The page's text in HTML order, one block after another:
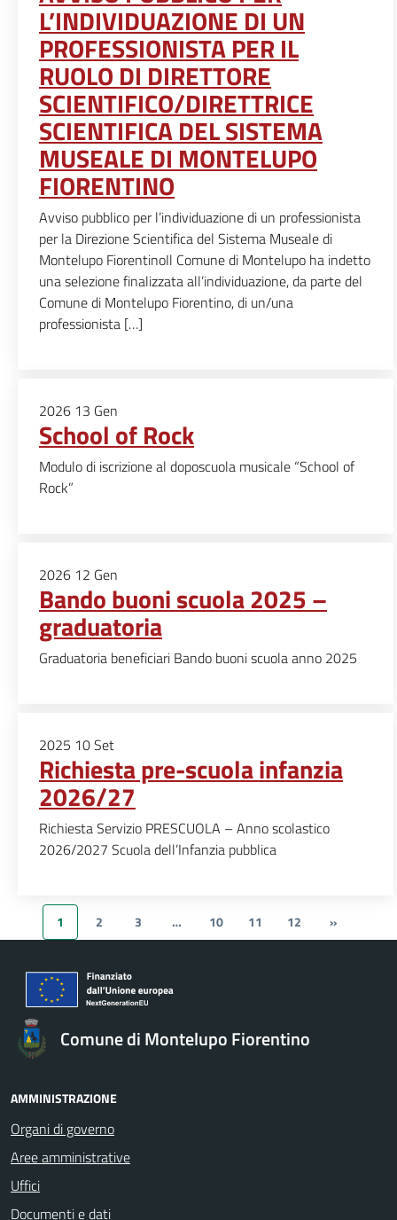
L’INDIVIDUAZIONE DI UN
PROFESSIONISTA PER IL
RUOLO DI DIRETTORE
SCIENTIFICO/DIRETTRICE
SCIENTIFICA DEL SISTEMA
MUSEALE DI MONTELUPO
FIORENTINO
Avviso pubblico per l’individuazione di un professionista
per la Direzione Scientifica del Sistema Museale di
Montelupo FiorentinoIl Comune di Montelupo ha indetto
una selezione finalizzata all’individuazione, da parte del
Comune di Montelupo Fiorentino, di un/una
professionista […]
2026 13 Gen
School of Rock
Modulo di iscrizione al doposcuola musicale “School of
Rock”
2026 12 Gen
Bando buoni scuola 2025 –
graduatoria
Graduatoria beneficiari Bando buoni scuola anno 2025
2025 10Set
Richiesta pre-scuola infanzia
2026/27
Richiesta Servizio PRESCUOLA – Anno scolastico
2026/2027 Scuola dell’Infanzia pubblica
1 2 3 … 10 11 12 »
Comune di Montelupo Fiorentino
AMMINISTRAZIONE
Organi di governo
Aree amministrative
Uffici
Documenti e dati